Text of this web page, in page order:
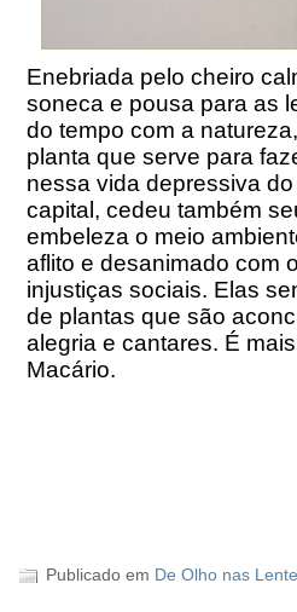
Enebriada pelo cheiro
soneca e pousa para as
do tempo com a
planta que serve para
nessa vida depressiva
capital, cedeu também
embeleza o meio
aflito e desanimado com
injustiças sociais. Elas
de plantas que são
alegria e cantares. É
Macário.
Publicado em De Olho nas